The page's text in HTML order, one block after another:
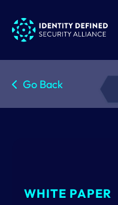
Go Back
WHITE PAPER